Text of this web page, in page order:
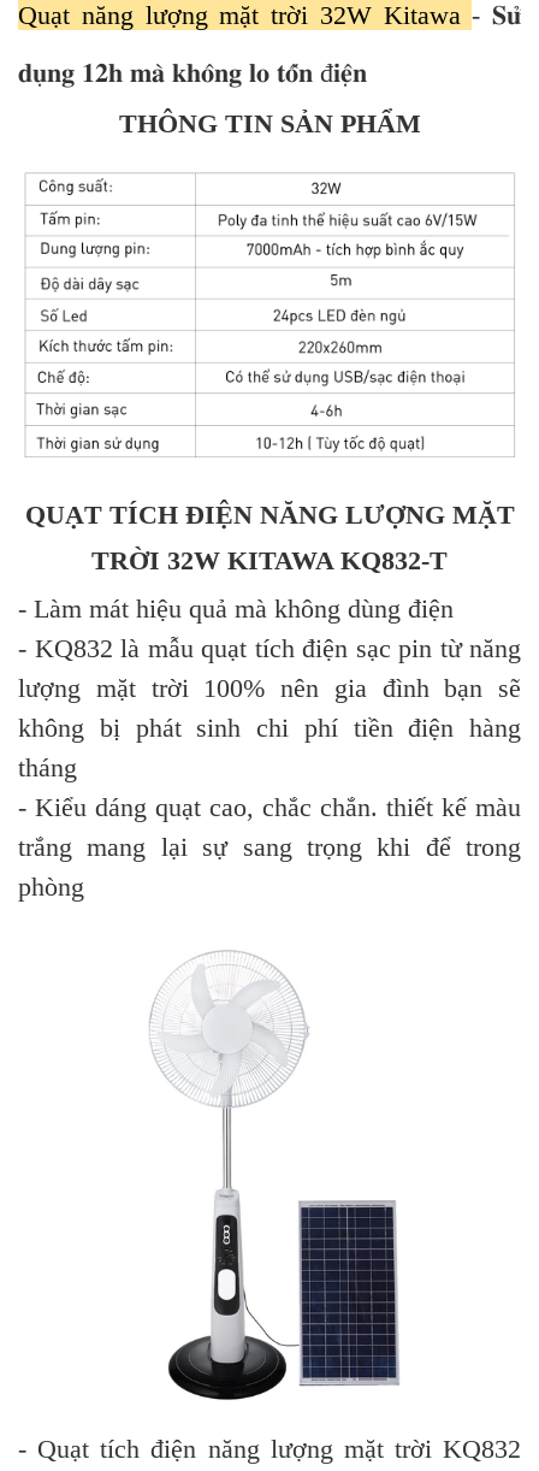
Quạt năng lượng mặt trời 32W Kitawa- 𝐒𝐮̛̉
𝐝𝐮̣𝐧𝐠 𝟏𝟐𝐡 𝐦𝐚̀ 𝐤𝐡𝐨̂𝐧𝐠 𝐥𝐨 𝐭𝐨̂́𝐧 đ𝐢𝐞̣̂𝐧
THÔNG TIN SẢN PHẨM
QUẠT TÍCH ĐIỆN NĂNG LƯỢNG MẶT
TRỜI 32W KITAWA KQ832-T
- Làm mát hiệu quả mà không dùng điện
- KQ832 là mẫu quạt tích điện sạc pin từ năng
lượng mặt trời 100% nên gia đình bạn sẽ
không bị phát sinh chi phí tiền điện hàng
tháng
- Kiểu dáng quạt cao, chắc chắn. thiết kế màu
trắng mang lại sự sang trọng khi để trong
phòng
- Quạt tích điện năng lượng mặt trời KQ832